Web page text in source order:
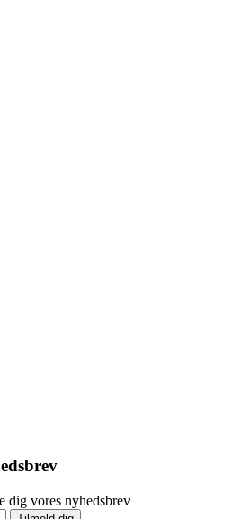
dig vores nyhedsbrev